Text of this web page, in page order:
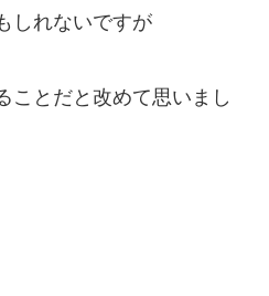
しれないですが
ことだと改めて思いまし